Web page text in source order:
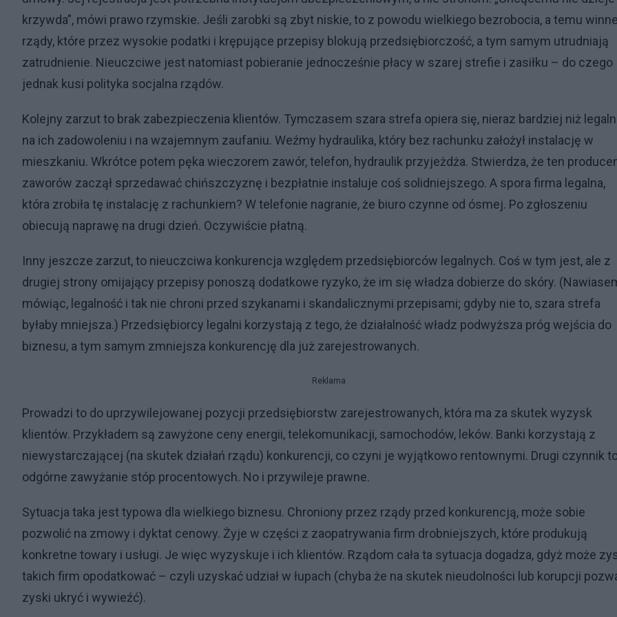
krzywda”, mówi prawo rzymskie. Jeśli zarobki są zbyt niskie, to z powodu wielkiego bezrobocia, a temu
rządy, które przez wysokie podatki i krępujące przepisy blokują przedsiębiorczość, a tym samym utrudniają
zatrudnienie. Nieuczciwe jest natomiast pobieranie jednocześnie płacy w szarej strefie i zasiłku – do czego
jednak kusi polityka socjalna rządów.
Kolejny zarzut to brak zabezpieczenia klientów. Tymczasem szara strefa opiera się, nieraz bardziej niż
na ich zadowoleniu i na wzajemnym zaufaniu. Weźmy hydraulika, który bez rachunku założył instalację w
mieszkaniu. Wkrótce potem pęka wieczorem zawór, telefon, hydraulik przyjeżdża. Stwierdza, że ten
zaworów zaczął sprzedawać chińszczyznę i bezpłatnie instaluje coś solidniejszego. A spora firma legalna,
która zrobiła tę instalację z rachunkiem? W telefonie nagranie, że biuro czynne od ósmej. Po zgłoszeniu
obiecują naprawę na drugi dzień. Oczywiście płatną.
Inny jeszcze zarzut, to nieuczciwa konkurencja względem przedsiębiorców legalnych. Coś w tym jest, ale z
drugiej strony omijający przepisy ponoszą dodatkowe ryzyko, że im się władza dobierze do skóry.
mówiąc, legalność i tak nie chroni przed szykanami i skandalicznymi przepisami; gdyby nie to, szara strefa
byłaby mniejsza.) Przedsiębiorcy legalni korzystają z tego, że działalność władz podwyższa próg wejścia do
biznesu, a tym samym zmniejsza konkurencję dla już zarejestrowanych.
Reklama
Prowadzi to do uprzywilejowanej pozycji przedsiębiorstw zarejestrowanych, która ma za skutek wyzysk
klientów. Przykładem są zawyżone ceny energii, telekomunikacji, samochodów, leków. Banki korzystają z
niewystarczającej (na skutek działań rządu) konkurencji, co czyni je wyjątkowo rentownymi. Drugi czynnik
odgórne zawyżanie stóp procentowych. No i przywileje prawne.
Sytuacja taka jest typowa dla wielkiego biznesu. Chroniony przez rządy przed konkurencją, może sobie
pozwolić na zmowy i dyktat cenowy. Żyje w części z zaopatrywania firm drobniejszych, które produkują
konkretne towary i usługi. Je więc wyzyskuje i ich klientów. Rządom cała ta sytuacja dogadza, gdyż może
takich firm opodatkować – czyli uzyskać udział w łupach (chyba że na skutek nieudolności lub korupcji
zyski ukryć i wywieźć).